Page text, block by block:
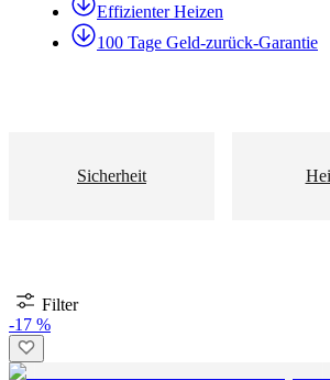
Effizienter Heizen
100 Tage Geld-zurück-Garantie
Sicherheit
Filter
-17 %